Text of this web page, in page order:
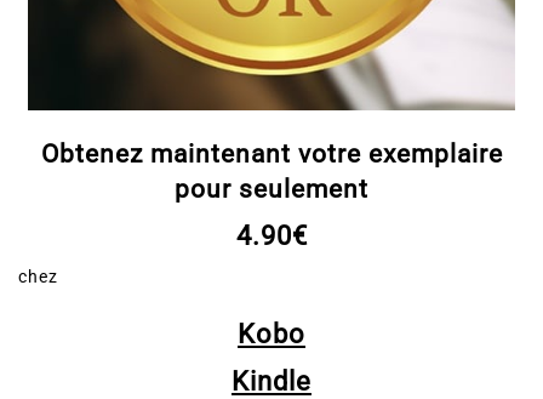
Obtenez maintenant votre exemplaire
pour seulement
4.90€
Kobo
Kindle